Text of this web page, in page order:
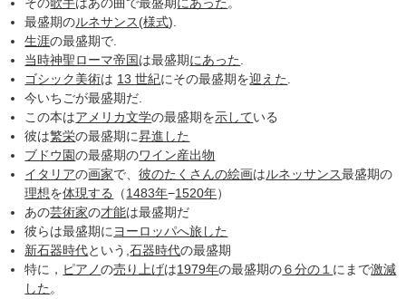
最盛期のルネサンス(様式).
生涯の最盛期で.
当時神聖ローマ帝国は最盛期にあった
ゴシック美術は 13 世紀にその最盛期を迎えた
今いちごが最盛期だ.
この本はアメリカ文学の最盛期を示している
彼は繁栄の最盛期に昇進した
ブドウ園の最盛期のワイン産出物
イタリアの画家で、彼のたくさんの絵画はルネッサンス最盛期の
理想を体現する （1483年−1520年）
あの芸術家の才能は最盛期だ
彼らは最盛期に ヨーロッパへ旅した
新石器時代という,石器時代の最盛期
特に， ピアノの売り上げは1979年の最盛期の６分の１ にまで激減
した 。